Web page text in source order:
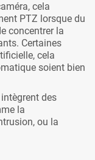
cela
PTZ lorsque du
concentrer la
Certaines
cela
soient bien
des
la
ou la